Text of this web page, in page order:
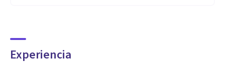
Experiencia